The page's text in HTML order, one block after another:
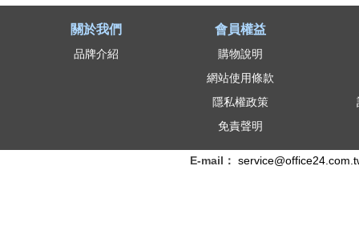
關於我們
品牌介紹
會員權益
購物說明
網站使用條款
隱私權政策
免責聲明
E-mail：